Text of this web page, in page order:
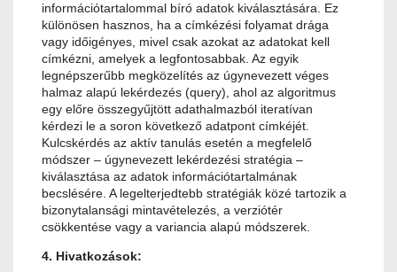
információtartalommal bíró adatok kiválasztására. Ez
különösen hasznos, ha a címkézési folyamat drága
vagy időigényes, mivel csak azokat az adatokat kell
címkézni, amelyek a legfontosabbak. Az egyik
legnépszerűbb megközelítés az úgynevezett véges
halmaz alapú lekérdezés (query), ahol az algoritmus
egy előre összegyűjtött adathalmazból iteratívan
kérdezi le a soron következő adatpont címkéjét.
Kulcskérdés az aktív tanulás esetén a megfelelő
módszer – úgynevezett lekérdezési stratégia –
kiválasztása az adatok információtartalmának
becslésére. A legelterjedtebb stratégiák közé tartozik a
bizonytalansági mintavételezés, a verziótér
csökkentése vagy a variancia alapú módszerek.
4. Hivatkozások: